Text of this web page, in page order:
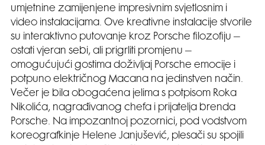
umjetnine zamijenjene impresivnim svjetlosnim i
video instalacijama. Ove kreativne instalacije stvorile
su interaktivno putovanje kroz Porsche filozofiju –
ostati vjeran sebi, ali prigrliti promjenu –
omogućujući gostima doživljaj Porsche emocije i
potpuno električnog Macana na jedinstven način.
Večer je bila obogaćena jelima s potpisom Roka
Nikolića, nagrađivanog chefa i prijatelja brenda
Porsche. Na impozantnoj pozornici, pod vodstvom
koreografkinje Helene Janjušević, plesači su spojili